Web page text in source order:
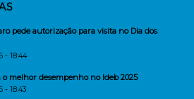
pede autorização para visita no Dia dos
- 18:44
melhor desempenho no Ideb 2025
- 18:43